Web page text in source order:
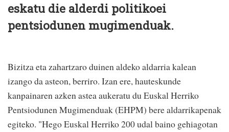
eskatu die alderdi politikoei
pentsiodunen mugimenduak.
Bizitza eta zahartzaro duinen aldeko aldarria kalean
izango da asteon, berriro. Izan ere, hauteskunde
kanpainaren azken astea aukeratu du Euskal Herriko
Pentsiodunen Mugimenduak (EHPM) bere aldarrikapenak
egiteko. "Hego Euskal Herriko 200 udal baino gehiagotan